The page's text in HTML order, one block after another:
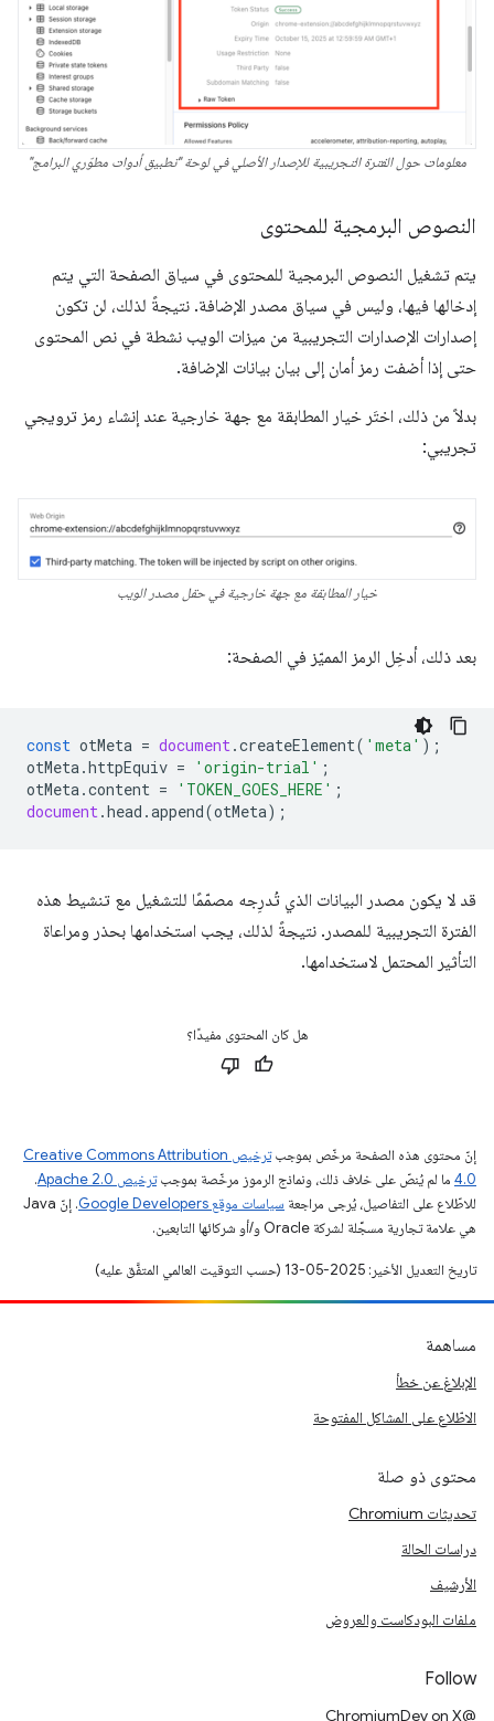
معلومات حول الفترة التجريبية للإصدار الأصلي في لوحة "تطبيق أدوات مطوّري البرامج"
النصوص البرمجية للمحتوى
يتم تشغيل النصوص البرمجية للمحتوى في سياق الصفحة التي يتم
إدخالها فيها، وليس في سياق مصدر الإضافة. نتيجةً لذلك، لن تكون
إصدارات الإصدارات التجريبية من ميزات الويب نشطة في نص المحتوى
حتى إذا أضفت رمز أمان إلى بيان بيانات الإضافة.
بدلاً من ذلك، اختَر خيار المطابقة مع جهة خارجية عند إنشاء رمز ترويجي
تجريبي:
خيار المطابقة مع جهة خارجية في حقل مصدر الويب
بعد ذلك، أدخِل الرمز المميّز في الصفحة:
const otMeta = document.createElement( 'meta' );
otMeta.httpEquiv = 'origin-trial' ;
otMeta.content = 'TOKEN_GOES_HERE' ;
document.head .append(otMeta);
قد لا يكون مصدر البيانات الذي تُدرِجه مصمّمًا للتشغيل مع تنشيط هذه
الفترة التجريبية للمصدر. نتيجةً لذلك، يجب استخدامها بحذر ومراعاة
التأثير المحتمل لاستخدامها.
هل كان المحتوى مفيدًا؟
إنّ محتوى هذه الصفحة مرخّص بموجب
ترخيص Creative Commons Attribution
4.0‏ ما لم يُنصّ على خلاف ذلك، ونماذج الرموز مرخّصة بموجبترخيص Apache 2.0‏
.
للاطّلاع على التفاصيل، يُرجى مراجعة سياسات موقع Google Developers‏
. إنّ Java
هي علامة تجارية مسجَّلة لشركة Oracle و/أو شركائها التابعين.
تاريخ التعديل الأخير: 2025-05-13 (حسب التوقيت العالمي المتفَّق عليه)
مساهمة
الإبلاغ عن خطأ
الاطّلاع على المشاكل المفتوحة
محتوى ذو صلة
تحديثات Chromium
دراسات الحالة
الأرشيف
ملفات البودكاست والعروض
Follow
@ChromiumDev on X